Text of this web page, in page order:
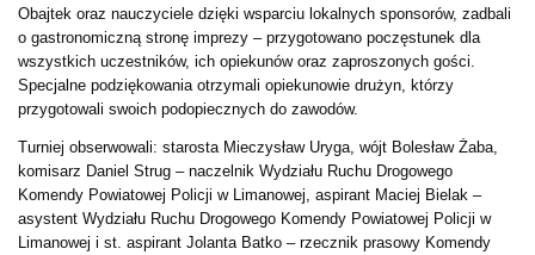
Obajtek oraz nauczyciele dzięki wsparciu lokalnych sponsorów, zadbali
o gastronomiczną stronę imprezy – przygotowano poczęstunek dla
wszystkich uczestników, ich opiekunów oraz zaproszonych gości.
Specjalne podziękowania otrzymali opiekunowie drużyn, którzy
przygotowali swoich podopiecznych do zawodów.
Turniej obserwowali: starosta Mieczysław Uryga, wójt Bolesław Żaba,
komisarz Daniel Strug – naczelnik Wydziału Ruchu Drogowego
Komendy Powiatowej Policji w Limanowej, aspirant Maciej Bielak –
asystent Wydziału Ruchu Drogowego Komendy Powiatowej Policji w
Limanowej i st. aspirant Jolanta Batko – rzecznik prasowy Komendy